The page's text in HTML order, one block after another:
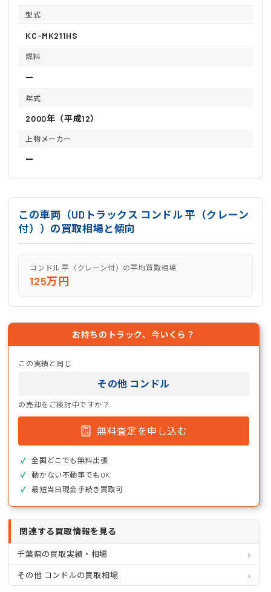
型式
KC-MK211HS
燃料
ー
年式
2000年（平成12）
上物メーカー
ー
この車両（UDトラックス コンドル 平（クレーン
付））の買取相場と傾向
コンドル 平（クレーン付）の平均買取相場
125万円
お持ちのトラック、今いくら？
この実績と同じ
その他 コンドル
の売却をご検討中ですか？
無料査定を申し込む
全国どこでも無料出張
動かない不動車でもOK
最短当日現金手続き買取可
関連する買取情報を見る
千葉県の買取実績・相場
その他 コンドルの買取相場